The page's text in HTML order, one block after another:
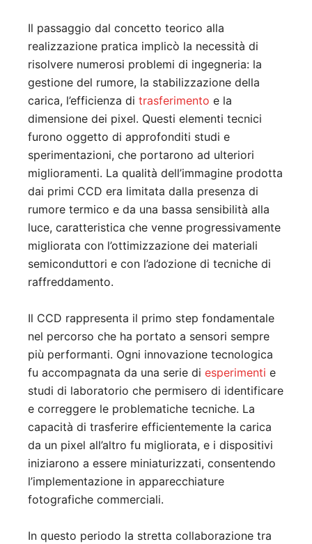
Il passaggio dal concetto teorico alla
realizzazione pratica implicò la necessità di
risolvere numerosi problemi di ingegneria: la
gestione del rumore, la stabilizzazione della
carica, l’efficienza di trasferimento e la
dimensione dei pixel. Questi elementi tecnici
furono oggetto di approfonditi studi e
sperimentazioni, che portarono ad ulteriori
miglioramenti. La qualità dell’immagine prodotta
dai primi CCD era limitata dalla presenza di
rumore termico e da una bassa sensibilità alla
luce, caratteristica che venne progressivamente
migliorata con l’ottimizzazione dei materiali
semiconduttori e con l’adozione di tecniche di
raffreddamento.
Il CCD rappresenta il primo step fondamentale
nel percorso che ha portato a sensori sempre
più performanti. Ogni innovazione tecnologica
fu accompagnata da una serie di esperimenti e
studi di laboratorio che permisero di identificare
e correggere le problematiche tecniche. La
capacità di trasferire efficientemente la carica
da un pixel all’altro fu migliorata, e i dispositivi
iniziarono a essere miniaturizzati, consentendo
l’implementazione in apparecchiature
fotografiche commerciali.
In questo periodo la stretta collaborazione tra